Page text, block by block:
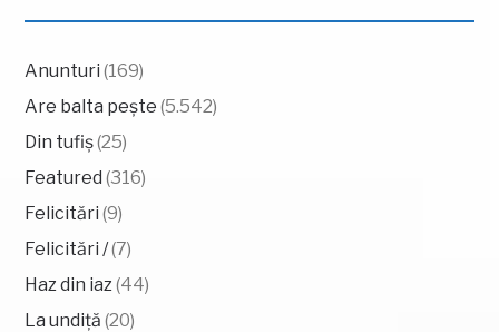
Anunturi (169)
Are balta pește (5.542)
Din tufiș(25)
Featured (316)
Felicitări (9)
Felicitări /(7)
Haz din iaz(44)
La undiță (20)